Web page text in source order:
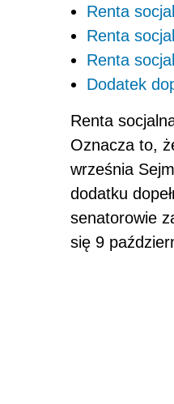
Renta
Renta
Renta
Dodatek
Renta
Oznacza to,
września
dodatku
senatorowie
się 9